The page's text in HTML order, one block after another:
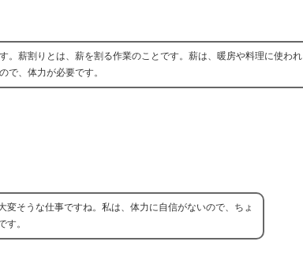
。薪割りとは、薪を割る作業のことです。薪は、暖房や料理に使わ
で、体力が必要です。
変そうな仕事ですね。私は、体力に自信がないので、ちょ
す。